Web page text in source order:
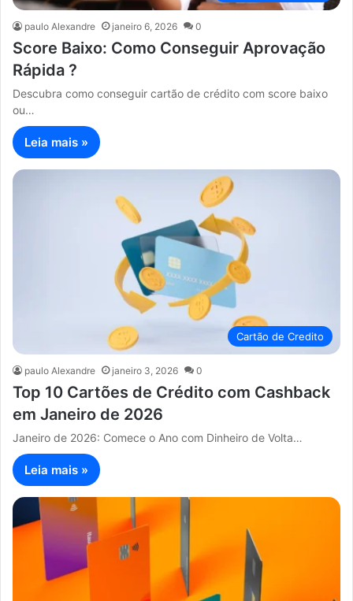
paulo Alexandre janeiro 6, 2026 0
Score Baixo: Como Conseguir Aprovação
Rápida ?
Descubra como conseguir cartão de crédito com score baixo
ou…
Leia mais »
Cartão de Credito
paulo Alexandre janeiro 3, 2026 0
Top 10 Cartões de Crédito com Cashback
em Janeiro de 2026
Janeiro de 2026: Comece o Ano com Dinheiro de Volta…
Leia mais »